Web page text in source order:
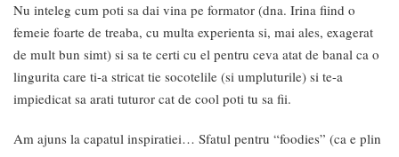
Nu inteleg cum poti sa dai vina pe formator (dna. Irina fiind o
femeie foarte de treaba, cu multa experienta si, mai ales, exagerat
de mult bun simt) si sa te certi cu el pentru ceva atat de banal ca o
lingurita care ti-a stricat tie socotelile (si umpluturile) si te-a
impiedicat sa arati tuturor cat de cool poti tu sa fii.
Am ajuns la capatul inspiratiei… Sfatul pentru “foodies” (ca e plin